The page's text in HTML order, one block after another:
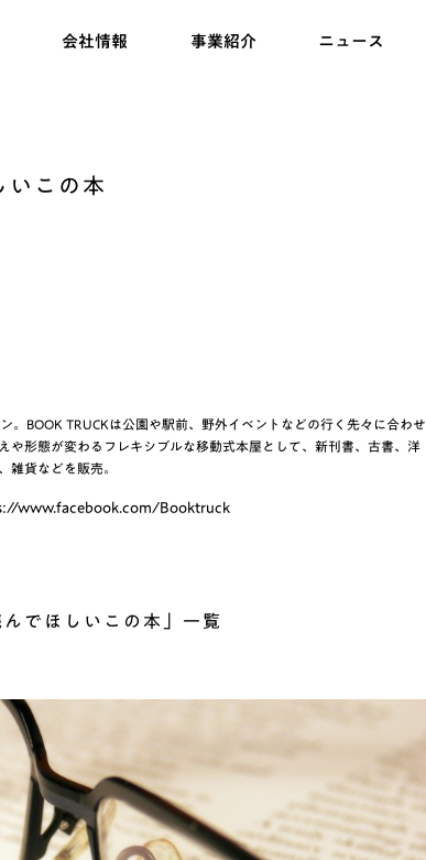
会社情報 事業紹介 ニュース
いこの本
。BOOK TRUCKは公園や駅前、野外イベントなどの行く先々に合わせ
や形態が変わるフレキシブルな移動式本屋として、新刊書、古書、洋
雑貨などを販売。
www.facebook.com/Booktruck
でほしいこの本」一覧